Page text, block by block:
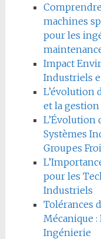
machines
pour les
Impact
Industriels
L’évolution
et la
L’Évolution
Systèmes
Groupes
pour les
Industriels
Tolérances
Mécanique
Ingénierie